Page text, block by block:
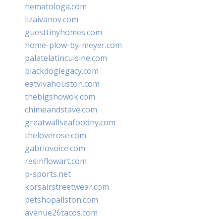
hematologa.com
lizaivanov.com
guesttinyhomes.com
home-plow-by-meyer.com
palatelatincuisine.com
blackdoglegacy.com
eatvivahouston.com
thebigshowok.com
chimeandstave.com
greatwallseafoodny.com
theloverose.com
gabriovoice.com
resinflowart.com
p-sports.net
korsairstreetwear.com
petshopallston.com
avenue26tacos.com